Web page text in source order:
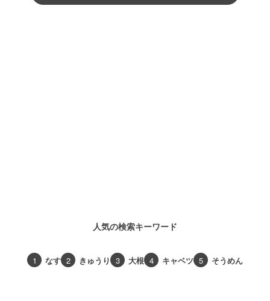
人気の検索キーワード
1 なす 2 きゅうり 3 大根 4 キャベツ 5 そうめん